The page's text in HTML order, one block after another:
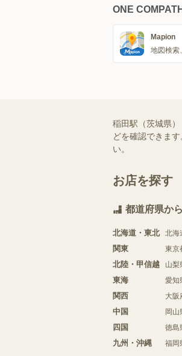
ONE
Mapion
地図検索
稲田駅（茨城県
どを確認できま
い。
お店を探す
都道府県か
北海道・東北 北海
関東 東京
北陸・甲信越 山梨
東海 愛知
関西 大阪
中国 岡山
四国 徳島
九州・沖縄 福岡